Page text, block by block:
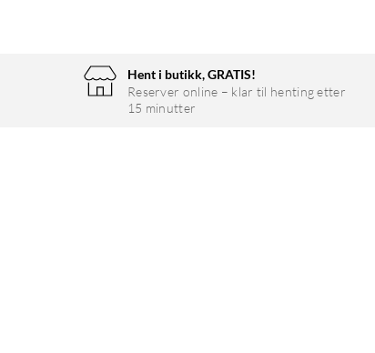
Hent i butikk, GRATIS!
Reserver online – klar til henting etter
15 minutter